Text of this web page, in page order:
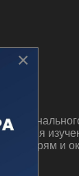
во имя
морям и
×